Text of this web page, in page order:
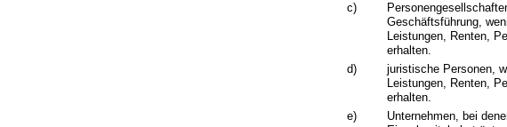
c)
Geschäftsführung,
Leistungen, Renten,
erhalten.
d)
juristische Personen,
Leistungen, Renten,
erhalten.
e)
Unternehmen, bei